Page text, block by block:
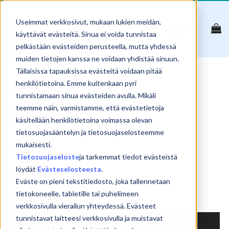
Useimmat verkkosivut, mukaan lukien meidän,
käyttävät evästeitä. Sinua ei voida tunnistaa
pelkästään evästeiden perusteella, mutta yhdessä
muiden tietojen kanssa ne voidaan yhdistää sinuun.
Tällaisissa tapauksissa evästeitä voidaan pitää
henkilötietoina. Emme kuitenkaan pyri
tunnistamaan sinua evästeiden avulla. Mikäli
teemme näin, varmistamme, että evästetietoja
käsitellään henkilötietoina voimassa olevan
tietosuojasääntelyn ja tietosuojaselosteemme
mukaisesti.
Tietosuojaselosteja tarkemmat tiedot evästeistä
löydät Evästeselosteesta.
Eväste on pieni tekstitiedosto, joka tallennetaan
tietokoneelle, tabletille tai puhelimeen
verkkosivulla vierailun yhteydessä. Evästeet
tunnistavat laitteesi verkkosivulla ja muistavat
Skip
content
Liiketoiminnan
kehittäminen
Reset
Show
products
Search:
NIMI
HINTA